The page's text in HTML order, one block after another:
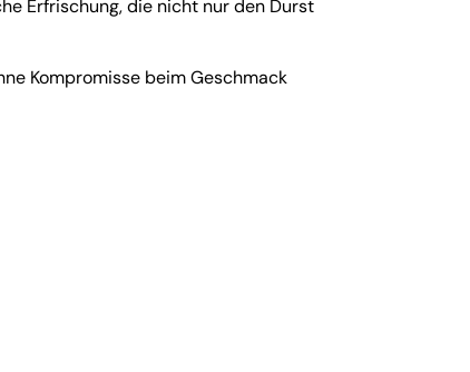
Erfrischung, die nicht nur den Durst
Kompromisse beim Geschmack